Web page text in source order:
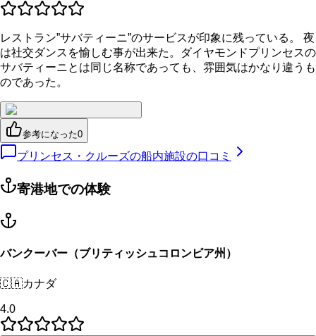
レストラン”サバティーニ”のサービスが印象に残っている。 夜
は社交ダンスを愉しむ事が出来た。ダイヤモンドプリンセスの
サバティーニとは同じ名称であっても、雰囲気はかなり違うも
のであった。
参考になった0
プリンセス・クルーズの船内施設の口コミ
寄港地での体験
バンクーバー（ブリティッシュコロンビア州）
🇨🇦カナダ
4.0